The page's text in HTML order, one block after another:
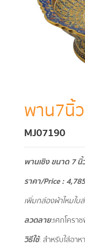
พาน7นิ้ว
MJ07190
พานเชิง ขนาด 7 นิ้
ราคา/Price :
เพิ่มกล่องผ้าไหมใบ
ลวดลาย:เศกโครา
วิธีใช้: สำหรับใส่อา